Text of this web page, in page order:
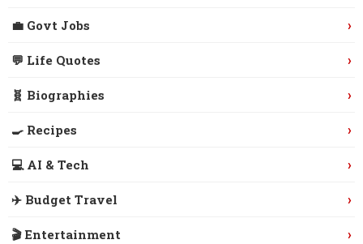
💼 Govt Jobs ›
💬 Life Quotes ›
🧬 Biographies ›
🍳 Recipes ›
💻 AI & Tech ›
✈️ Budget Travel ›
🎬 Entertainment ›